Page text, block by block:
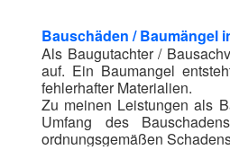
Bauschäden / Baumängel
Als Baugutachter /
auf. Ein Baumangel
fehlerhafter Materialien.
Zu meinen Leistungen als
Umfang des
ordnungsgemäßen